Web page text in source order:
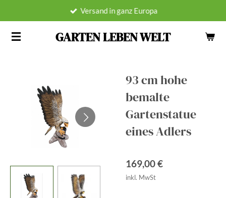
springen
GARTEN LEBEN WELT
Versand in ganz Europa
93 cm hohe
bemalte
Gartenstatue
eines Adlers
169,00 €
inkl. MwSt